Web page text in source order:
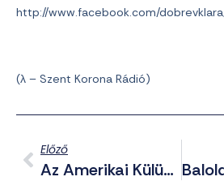
http://www.facebook.com/
(λ – Szent Korona Rádió)
Előző
Az Amerikai Külügyminiszter Bejelentette: Az Illegális Ciszjordániai Zsidó Telepek Léte Nem Sérti A Nemzetközi Jogot